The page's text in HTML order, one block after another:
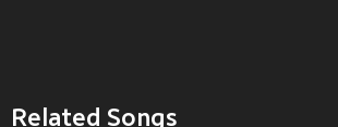
Related Songs